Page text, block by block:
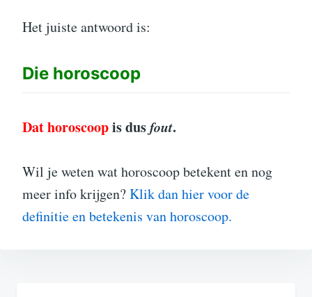
Het juiste antwoord is:
Die horoscoop
Dat horoscoopis dusfout.
Wil je weten wat horoscoop betekent en nog
meer info krijgen?Klik dan hier voor de
definitie en betekenis van horoscoop.